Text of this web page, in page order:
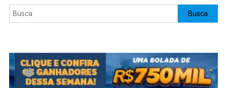
Pesquisar Busca